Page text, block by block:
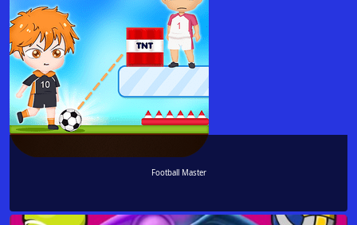
Football Master